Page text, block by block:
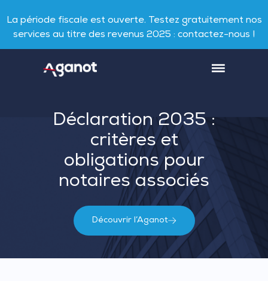
La période fiscale est ouverte. Testez gratuitement nos
services au titre des revenus 2025 : contactez-nous !
Déclaration 2035 :
critères et
obligations pour
notaires associés
Découvrir l’Aganot